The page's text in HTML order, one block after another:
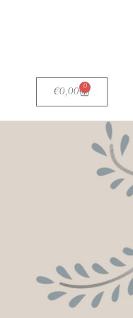
€0,00 0
Carrello